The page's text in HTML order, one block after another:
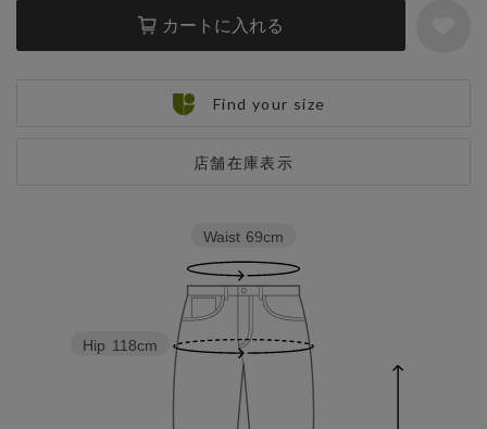
カートに入れる
店舗在庫表示
Find your size
Hip 118cm
Waist 69cm